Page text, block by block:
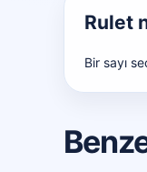
Rulet
Bir sayı